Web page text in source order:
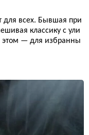
для всех. Бывшая при
классику с ули
— для избранны